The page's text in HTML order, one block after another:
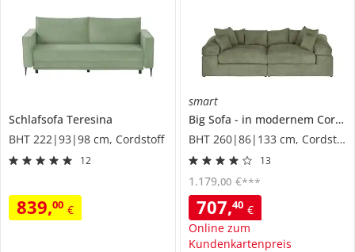
Schlafsofa Teresina
BHT 222|93|98 cm, Cordstoff
12
839,00 €
smart
Big Sofa
in modernem Cord
BHT 260|86|133 cm, Cordstoff
13
707,40 €
Online zum
Kundenkartenpreis
1.179,00 €***